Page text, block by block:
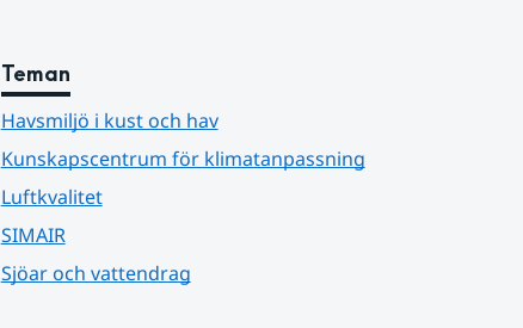
Teman
Havsmiljö i kust och hav
Kunskapscentrum för klimatanpassning
Luftkvalitet
SIMAIR
Sjöar och vattendrag